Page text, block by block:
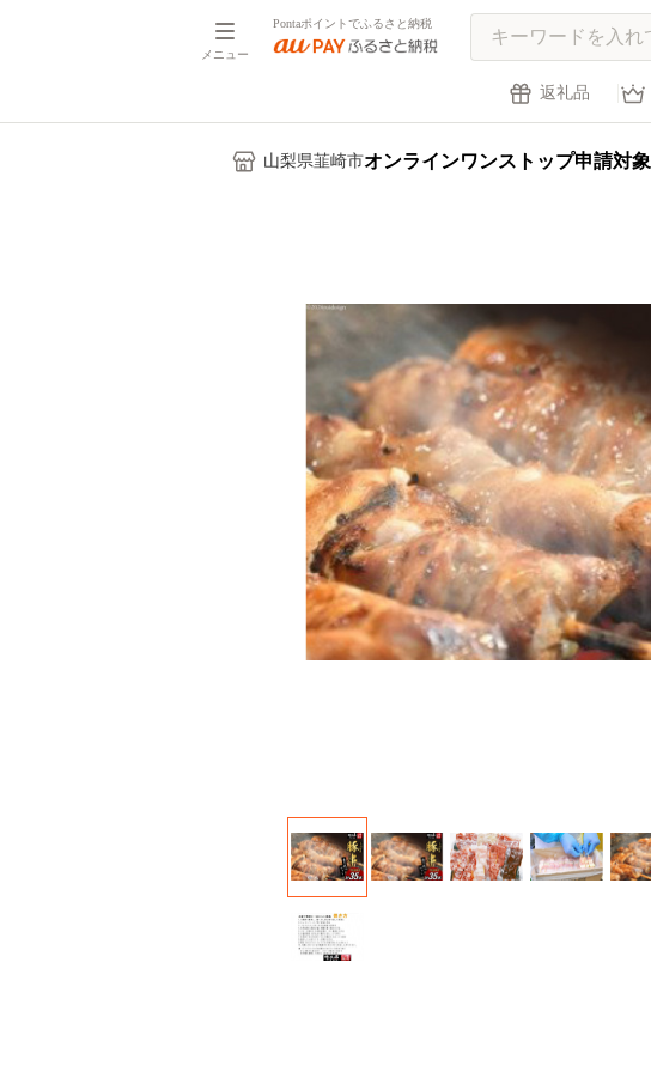
メニュー
Pontaポイントでふるさと納税
返礼品
山梨県韮崎市オンラインワンストップ申請対象